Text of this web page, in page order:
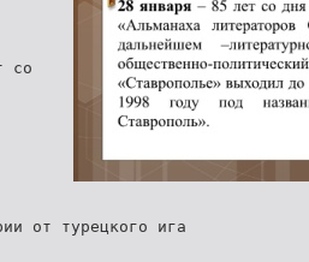
со
от турецкого ига